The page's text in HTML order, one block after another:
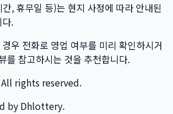
, 휴무일 등)는 현지 사정에 따라 안내된
.
우 전화로 영업 여부를 미리 확인하시거
를 참고하시는 것을 추천합니다.
rights reserved.
by Dhlottery.